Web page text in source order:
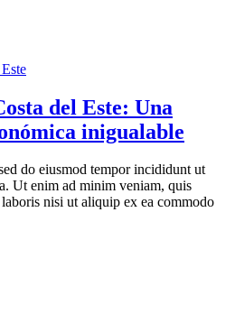
del Este: Una
inigualable
do eiusmod tempor incididunt ut
Ut enim ad minim veniam, quis
nisi ut aliquip ex ea commodo